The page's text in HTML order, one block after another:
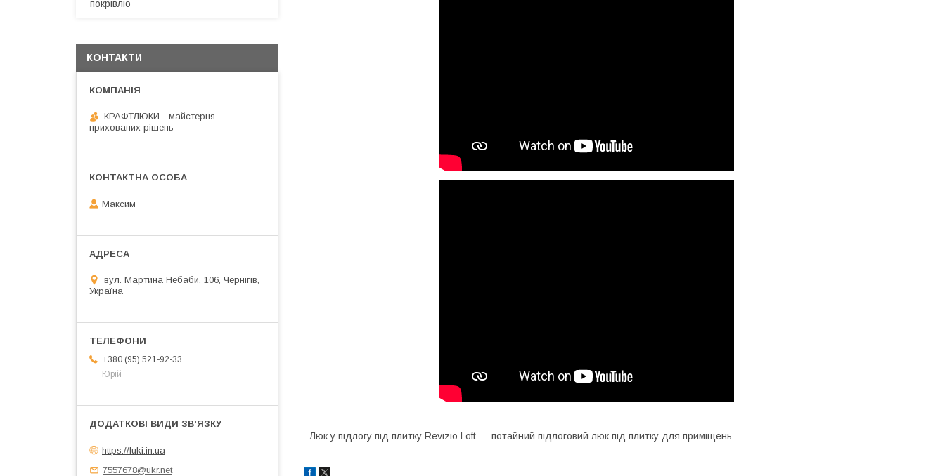
Люк у підлогу під плитку Revizio Loft — потайний підлоговий люк під плитку для приміщень
покрівлю
КОНТАКТИ
КРАФТЛЮКИ - майстерня
прихованих рішень
Максим
вул. Мартина Небаби, 106, Чернігів,
Україна
+380 (95) 521-92-33
Юрій
https://luki.in.ua
7557678@ukr.net